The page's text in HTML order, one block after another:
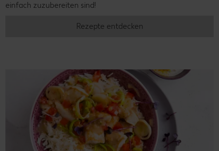
einfach zuzubereiten sind!
Rezepte entdecken